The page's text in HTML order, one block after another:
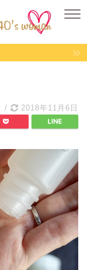
/ 2018年11月6日